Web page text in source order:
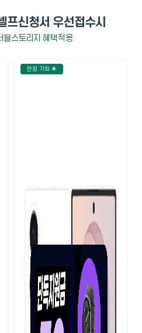
프신청서 우선접수시
블스토리지 혜택적용
한정 기회 🌟